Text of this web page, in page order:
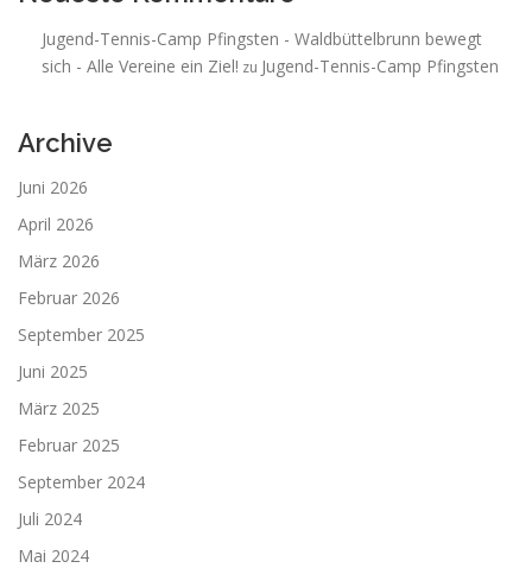
Jugend-Tennis-Camp Pfingsten - Waldbüttelbrunn bewegt
sich - Alle Vereine ein Ziel! zu Jugend-Tennis-Camp Pfingsten
Archive
Juni 2026
April 2026
März 2026
Februar 2026
September 2025
Juni 2025
März 2025
Februar 2025
September 2024
Juli 2024
Mai 2024